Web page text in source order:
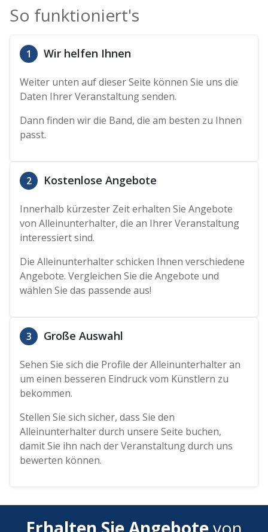
So funktioniert's
1 Wir helfen Ihnen
Weiter unten auf dieser Seite können Sie uns die
Daten Ihrer Veranstaltung senden.
Dann finden wir die Band, die am besten zu Ihnen
passt.
2 Kostenlose Angebote
Innerhalb kürzester Zeit erhalten Sie Angebote
von Alleinunterhalter, die an Ihrer Veranstaltung
interessiert sind.
Die Alleinunterhalter schicken Ihnen verschiedene
Angebote. Vergleichen Sie die Angebote und
wählen Sie das passende aus!
3 Große Auswahl
Sehen Sie sich die Profile der Alleinunterhalter an
um einen besseren Eindruck vom Künstlern zu
bekommen.
Stellen Sie sich sicher, dass Sie den
Alleinunterhalter durch unsere Seite buchen,
damit Sie ihn nach der Veranstaltung durch uns
bewerten können.